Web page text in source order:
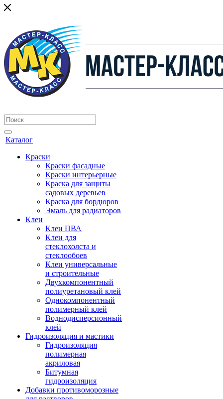
Каталог
Краски
Краски фасадные
Краски интерьерные
Краска для защиты
садовых деревьев
⁠Краска для бордюров
Эмаль для радиаторов
Клеи
Клеи ПВА
Клеи для
стеклохолста и
стеклообоев
Клеи универсальные
и строительные
Двухкомпонентный
полиуретановый клей
Однокомпонентный
полимерный клей
Воднодисперсионный
клей
Гидроизоляция и мастики
Гидроизоляция
полимерная
акриловая
Битумная
гидроизоляция
Добавки противоморозные